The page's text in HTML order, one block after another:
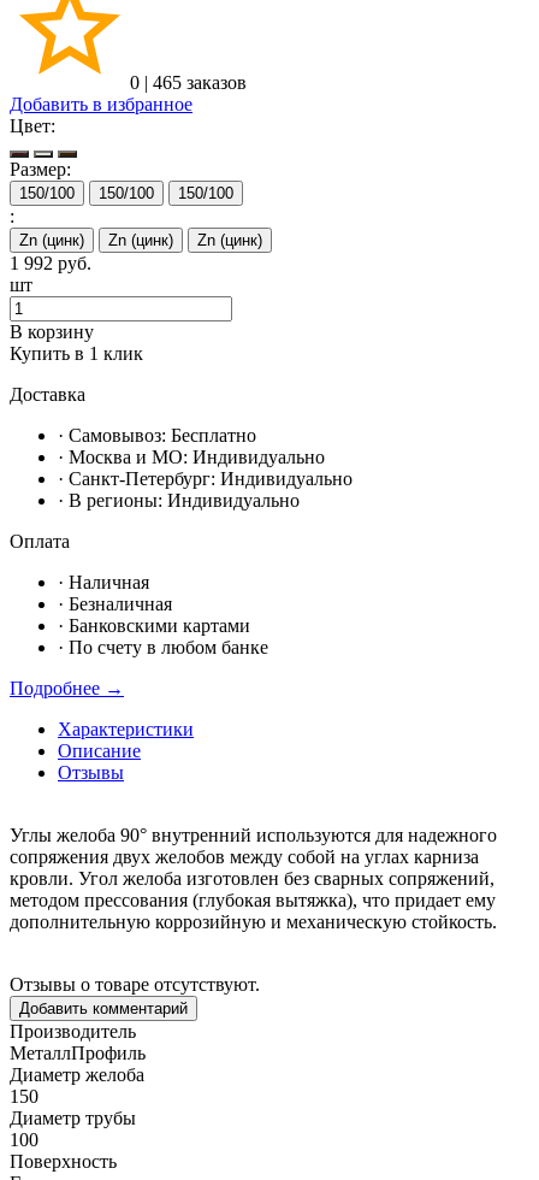
0 | 465 заказов
Добавить в избранное
Цвет:
Размер:
150/100 150/100 150/100
:
Zn (цинк) Zn (цинк) Zn (цинк)
1 992 руб.
шт
В корзину
Купить в 1 клик
Доставка
· Самовывоз: Бесплатно
· Москвa и МО: Индивидуально
· Санкт-Петербург: Индивидуально
· В регионы: Индивидуально
Оплата
· Наличная
· Безналичная
· Банковскими картами
· По счету в любом банке
Подробнее →
Характеристики
Описание
Отзывы
Углы желоба 90° внутренний используются для надежного
сопряжения двух желобов между собой на углах карниза
кровли. Угол желоба изготовлен без сварных сопряжений,
методом прессования (глубокая вытяжка), что придает ему
дополнительную коррозийную и механическую стойкость.
Отзывы о товаре отсутствуют.
Добавить комментарий
Производитель
МеталлПрофиль
Диаметр желоба
150
Диаметр трубы
100
Поверхность